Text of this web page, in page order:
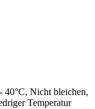
40°C, Nicht bleichen,
Temperatur